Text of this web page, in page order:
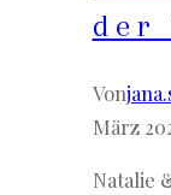
der
Von
März
Natalie